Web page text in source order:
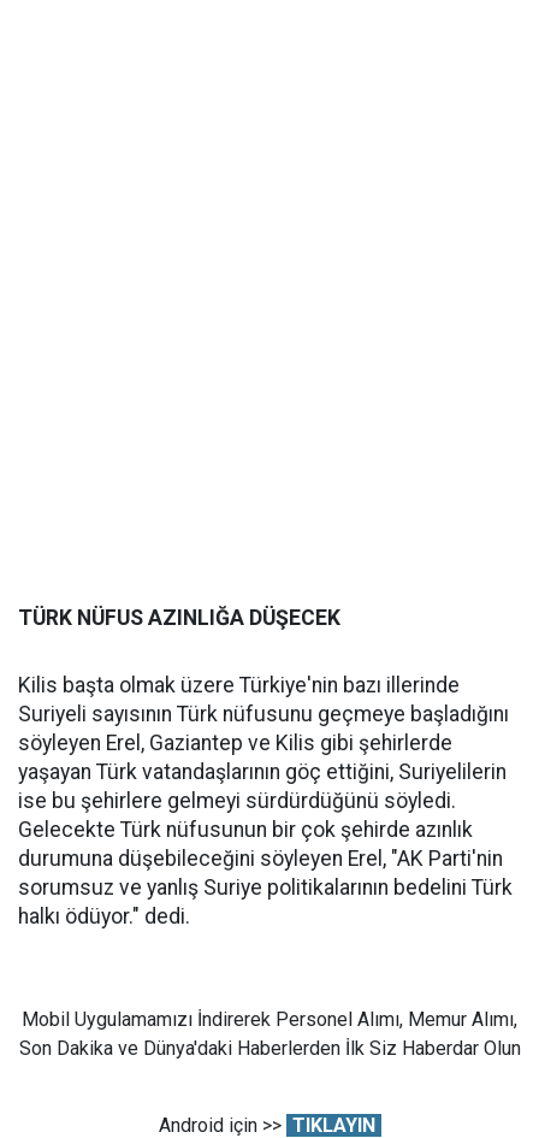
TÜRK NÜFUS AZINLIĞA DÜŞECEK
Kilis başta olmak üzere Türkiye'nin bazı illerinde
Suriyeli sayısının Türk nüfusunu geçmeye başladığını
söyleyen Erel, Gaziantep ve Kilis gibi şehirlerde
yaşayan Türk vatandaşlarının göç ettiğini, Suriyelilerin
ise bu şehirlere gelmeyi sürdürdüğünü söyledi.
Gelecekte Türk nüfusunun bir çok şehirde azınlık
durumuna düşebileceğini söyleyen Erel, "AK Parti'nin
sorumsuz ve yanlış Suriye politikalarının bedelini Türk
halkı ödüyor." dedi.
Mobil Uygulamamızı İndirerek Personel Alımı, Memur Alımı,
Son Dakika ve Dünya'daki Haberlerden İlk Siz Haberdar Olun
Android için >> TIKLAYIN